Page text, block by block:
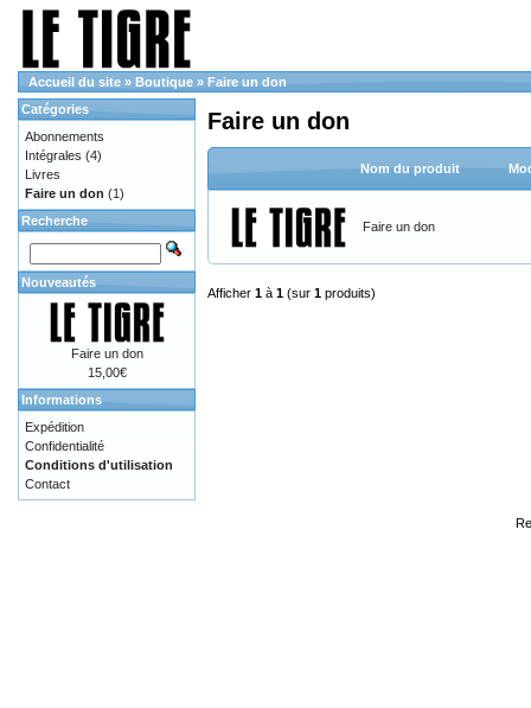
Accueil du site » Boutique » Faire un don
Faire un don
Nom du produit
Faire un don
Afficher 1 à 1 (sur 1 produits)
Catégories
Abonnements
Intégrales (4)
Livres
Faire un don (1)
Recherche
Nouveautés
Faire un don
15,00€
Informations
Expédition
Confidentialité
Conditions d'utilisation
Contact